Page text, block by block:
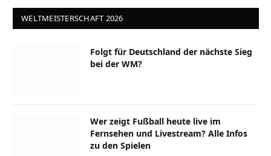
WELTMEISTERSCHAFT 2026
Folgt für Deutschland der nächste Sieg
bei der WM?
Wer zeigt Fußball heute live im
Fernsehen und Livestream? Alle Infos
zu den Spielen